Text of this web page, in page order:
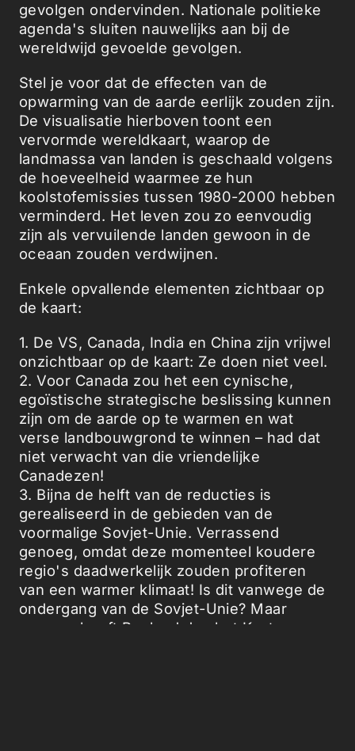
gevolgen ondervinden. Nationale politieke
agenda's sluiten nauwelijks aan bij de
wereldwijd gevoelde gevolgen.
Stel je voor dat de effecten van de
opwarming van de aarde eerlijk zouden zijn.
De visualisatie hierboven toont een
vervormde wereldkaart, waarop de
landmassa van landen is geschaald volgens
de hoeveelheid waarmee ze hun
koolstofemissies tussen 1980-2000 hebben
verminderd. Het leven zou zo eenvoudig
zijn als vervuilende landen gewoon in de
oceaan zouden verdwijnen.
Enkele opvallende elementen zichtbaar op
de kaart:
1. De VS, Canada, India en China zijn vrijwel
onzichtbaar op de kaart: Ze doen niet veel.
2. Voor Canada zou het een cynische,
egoïstische strategische beslissing kunnen
zijn om de aarde op te warmen en wat
verse landbouwgrond te winnen – had dat
niet verwacht van die vriendelijke
Canadezen!
3. Bijna de helft van de reducties is
gerealiseerd in de gebieden van de
voormalige Sovjet-Unie. Verrassend
genoeg, omdat deze momenteel koudere
regio's daadwerkelijk zouden profiteren
van een warmer klimaat! Is dit vanwege de
ondergang van de Sovjet-Unie? Maar
waarom heeft Rusland dan het Kyoto-